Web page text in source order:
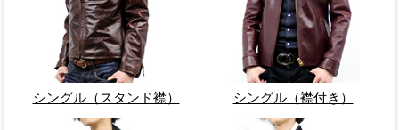
シングル（スタンド襟） シングル（襟付き）